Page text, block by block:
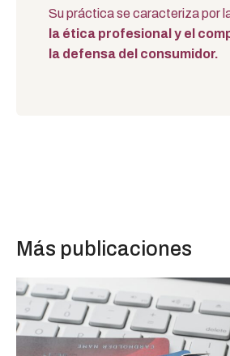
Su práctica se caracteriza por
la ética profesional y el
la defensa del consumidor.
Más publicaciones